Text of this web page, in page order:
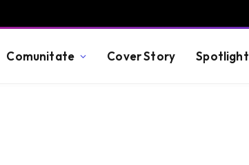
Comunitate Cover Story Spotlight